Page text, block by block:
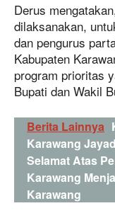
Derus
dilaksanakan,
dan pengurus
Kabupaten
program prioritas
Bupati dan Wakil
Berita Lainnya
Karawang
Selamat Atas
Karawang
Karawang